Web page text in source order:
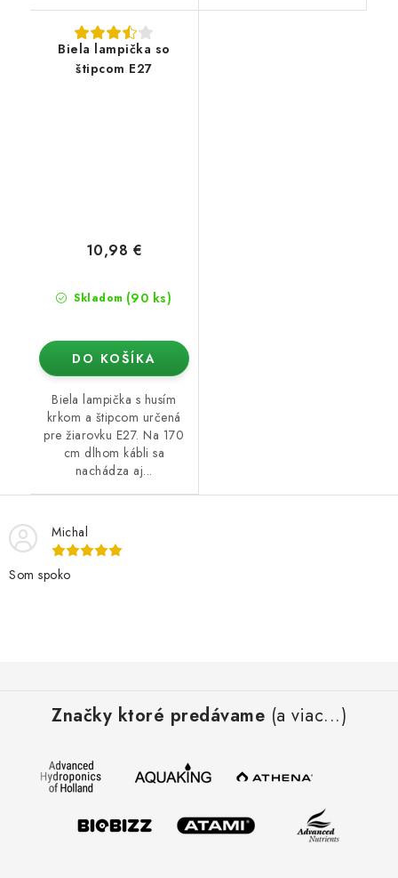
Biela lampička so
štipcom E27
Skladom (90 ks)
10,98 €
DO KOŠÍKA
Biela lampička s husím
krkom a štipcom určená
pre žiarovku E27. Na 170
cm dlhom kábli sa
nachádza aj...
Michal
Som spoko
Značky ktoré predávame (a viac...)